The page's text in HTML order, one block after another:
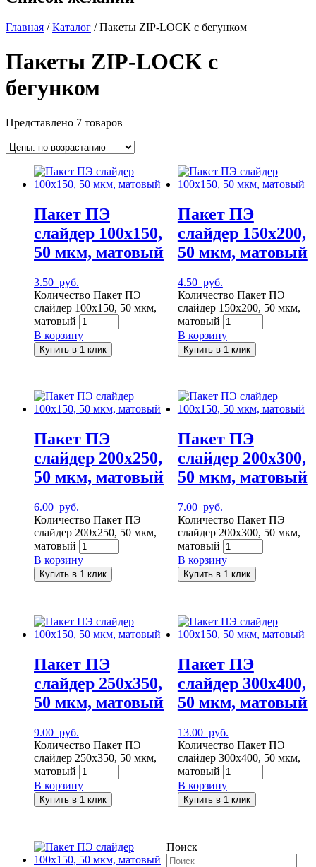
Главная /Каталог / Пакеты ZIP-LOCK с бегунком
Пакеты ZIP-LOCK с
бегунком
Представлено 7 товаров
Пакет ПЭ
слайдер 100х150,
50 мкм, матовый
3.50 руб.
Количество Пакет ПЭ
слайдер 100х150, 50 мкм,
матовый
В корзину
Купить в 1 клик
Пакет ПЭ
слайдер 150х200,
50 мкм, матовый
4.50 руб.
Количество Пакет ПЭ
слайдер 150х200, 50 мкм,
матовый
В корзину
Купить в 1 клик
Пакет ПЭ
слайдер 200х250,
50 мкм, матовый
6.00 руб.
Количество Пакет ПЭ
слайдер 200х250, 50 мкм,
матовый
В корзину
Купить в 1 клик
Пакет ПЭ
слайдер 200х300,
50 мкм, матовый
7.00 руб.
Количество Пакет ПЭ
слайдер 200х300, 50 мкм,
матовый
В корзину
Купить в 1 клик
Пакет ПЭ
слайдер 250х350,
50 мкм, матовый
9.00 руб.
Количество Пакет ПЭ
слайдер 250х350, 50 мкм,
матовый
В корзину
Купить в 1 клик
Пакет ПЭ
слайдер 300х400,
50 мкм, матовый
13.00 руб.
Количество Пакет ПЭ
слайдер 300х400, 50 мкм,
матовый
В корзину
Купить в 1 клик
Поиск